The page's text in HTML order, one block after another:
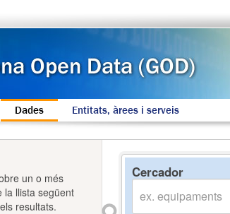
Dades Entitats, àrees i serveis
Cercador
un o més
la llista següent
resultats.